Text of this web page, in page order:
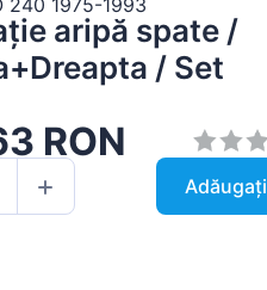
aripă spate /
/ Set
RON